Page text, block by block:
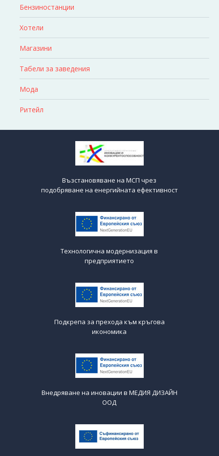
Бензиностанции
Хотели
Магазини
Табели за заведения
Мода
Ритейл
Възстановяване на МСП чрез
подобряване на енергийната ефективност
Технологична модернизация в
предприятието
Подкрепа за прехода към кръгова
икономика
Внедряване на иновации в МЕДИЯ ДИЗАЙН
ООД